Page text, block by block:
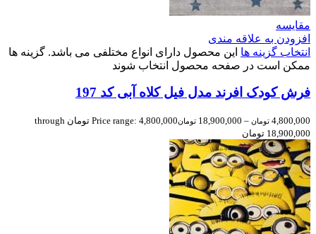
مقایسه
افزودن به علاقه مندی
انتخاب گزینه ها این محصول دارای انواع مختلفی می باشد. گزینه ها
ممکن است در صفحه محصول انتخاب شوند
فرش کودک افرند مدل فیل کلاه آبی کد 197
4,800,000 تومان –
18,900,000 تومان
Price range: 4,800,000 تومان through
18,900,000 تومان